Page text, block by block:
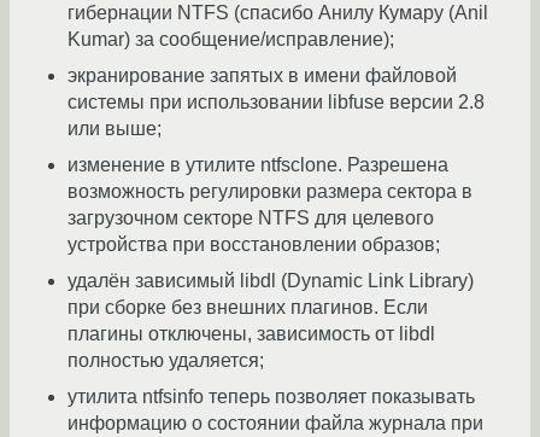
гибернации NTFS (спасибо Анилу Кумару (Anil
Kumar) за сообщение/исправление);
экранирование запятых в имени файловой
системы при использовании libfuse версии 2.8
или выше;
изменение в утилите ntfsclone. Разрешена
возможность регулировки размера сектора в
загрузочном секторе NTFS для целевого
устройства при восстановлении образов;
удалён зависимый libdl (Dynamic Link Library)
при сборке без внешних плагинов. Если
плагины отключены, зависимость от libdl
полностью удаляется;
утилита ntfsinfo теперь позволяет показывать
информацию о состоянии файла журнала при